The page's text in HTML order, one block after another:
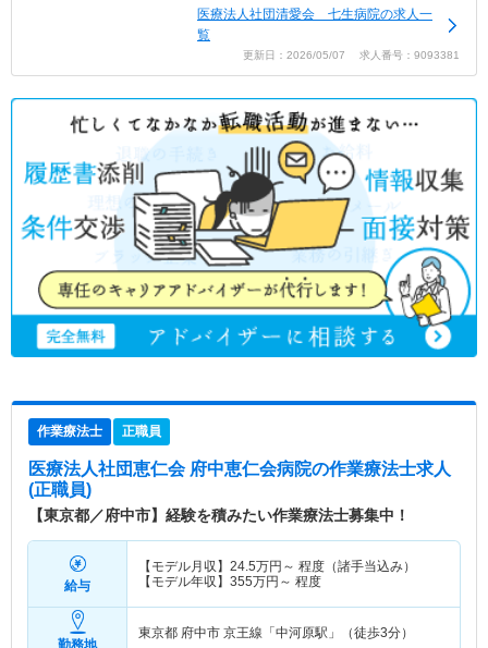
医療法人社団清愛会 七生病院の求人一
覧
更新日：2026/05/07 求人番号：9093381
作業療法士 正職員
医療法人社団恵仁会 府中恵仁会病院の作業療法士求人
(正職員)
【東京都／府中市】経験を積みたい作業療法士募集中！
給与
【モデル月収】 24.5万円～ 程度（諸手当込み）
【モデル年収】 355万円～ 程度
勤務地
東京都 府中市 京王線「中河原駅」（徒歩3分）